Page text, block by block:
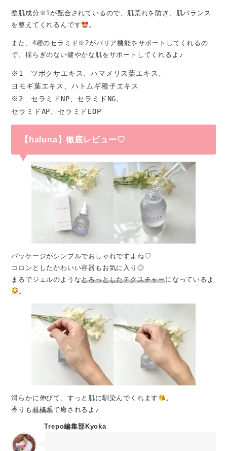
整肌成分※1が配合されているので、肌荒れを防ぎ、肌バランス
を整えてくれるんです
。
また、4種のセラミド※2がバリア機能をサポートしてくれるの
で、揺らぎのない健やかな肌をサポートしてくれるよ♪
※1　ツボクサエキス、ハマメリス葉エキス、
ヨモギ葉エキス、ハトムギ種子エキス
※2　セラミドNP、セラミドNG、
セラミドAP、セラミドEOP
【haluna】徹底レビュー♡
パッケージがシンプルでおしゃれですよね♡
コロンとしたかわいい容器もお気に入り◎
まるでジェルのようなとろっとしたテクスチャーになっているよ
。
滑らかに伸びて、すっと肌に馴染んでくれます
。
香りも 柑橘系で癒されるよ♪
Trepo編集部Kyoka